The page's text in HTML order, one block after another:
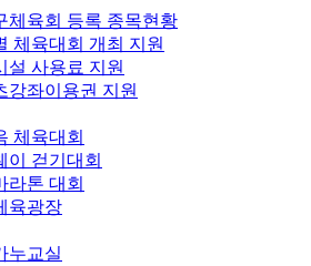
체육회 등록 종목현황
체육대회 개최 지원
설 사용료 지원
강좌이용권 지원
체육대회
이 걷기대회
라톤 대회
육광장
누교실